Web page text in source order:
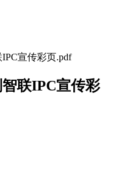
宣传彩页.pdf
联IPC宣传彩